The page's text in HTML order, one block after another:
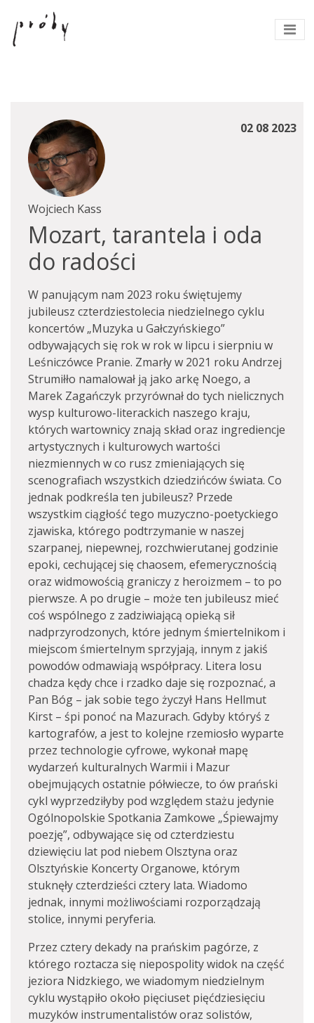
02 08 2023
Wojciech Kass
Mozart, tarantela i oda
do radości
W panującym nam 2023 roku świętujemy
jubileusz czterdziestolecia niedzielnego cyklu
koncertów „Muzyka u Gałczyńskiego”
odbywających się rok w rok w lipcu i sierpniu w
Leśniczówce Pranie. Zmarły w 2021 roku Andrzej
Strumiłło namalował ją jako arkę Noego, a
Marek Zagańczyk przyrównał do tych nielicznych
wysp kulturowo-literackich naszego kraju,
których wartownicy znają skład oraz ingrediencje
artystycznych i kulturowych wartości
niezmiennych w co rusz zmieniających się
scenografiach wszystkich dziedzińców świata. Co
jednak podkreśla ten jubileusz? Przede
wszystkim ciągłość tego muzyczno-poetyckiego
zjawiska, którego podtrzymanie w naszej
szarpanej, niepewnej, rozchwierutanej godzinie
epoki, cechującej się chaosem, efemerycznością
oraz widmowością graniczy z heroizmem – to po
pierwsze. A po drugie – może ten jubileusz mieć
coś wspólnego z zadziwiającą opieką sił
nadprzyrodzonych, które jednym śmiertelnikom i
miejscom śmiertelnym sprzyjają, innym z jakiś
powodów odmawiają współpracy. Litera losu
chadza kędy chce i rzadko daje się rozpoznać, a
Pan Bóg – jak sobie tego życzył Hans Hellmut
Kirst – śpi ponoć na Mazurach. Gdyby któryś z
kartografów, a jest to kolejne rzemiosło wyparte
przez technologie cyfrowe, wykonał mapę
wydarzeń kulturalnych Warmii i Mazur
obejmujących ostatnie półwiecze, to ów prański
cykl wyprzedziłyby pod względem stażu jedynie
Ogólnopolskie Spotkania Zamkowe „Śpiewajmy
poezję”, odbywające się od czterdziestu
dziewięciu lat pod niebem Olsztyna oraz
Olsztyńskie Koncerty Organowe, którym
stuknęły czterdzieści cztery lata. Wiadomo
jednak, innymi możliwościami rozporządzają
stolice, innymi peryferia.
Przez cztery dekady na prańskim pagórze, z
którego roztacza się niepospolity widok na część
jeziora Nidzkiego, we wiadomym niedzielnym
cyklu wystąpiło około pięciuset pięćdziesięciu
muzyków instrumentalistów oraz solistów,